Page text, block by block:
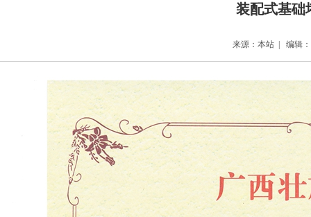
装配式基础
来源：本站 | 编辑